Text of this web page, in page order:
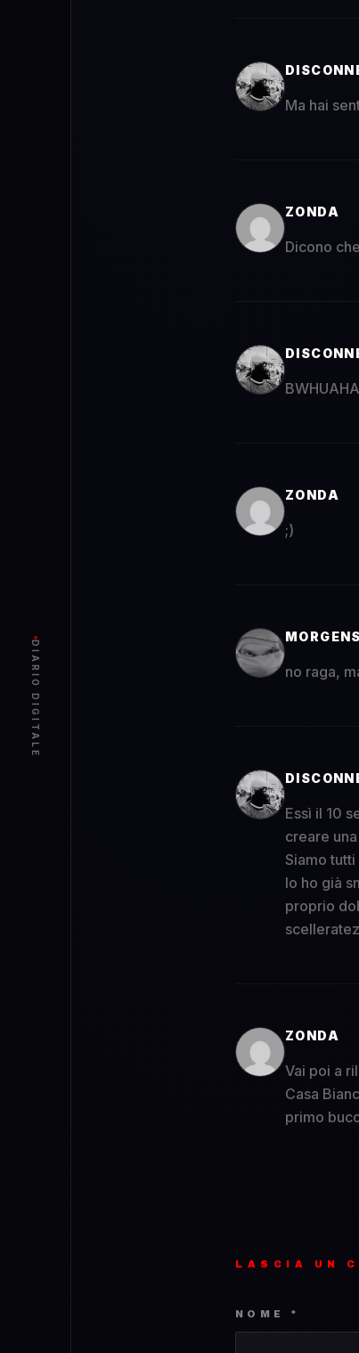
DIARIO DIGITALE
Ma hai
ZONDA
Dicono
ZONDA
;)
no raga,
Essì il 10
creare
Siamo
Io ho già
proprio
ZONDA
Vai poi a
Casa
primo
LASCIA UN
NOME *